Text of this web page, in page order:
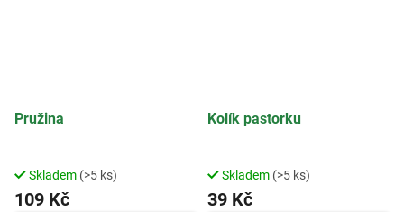
Pružina
Skladem (>5 ks)
109 Kč
Kolík pastorku
Skladem (>5 ks)
39 Kč